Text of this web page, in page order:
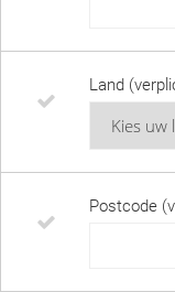
Land
Postcode